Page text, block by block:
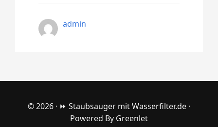
admin
© 2026 · ⏩ Staubsauger mit Wasserfilter.de ·
Powered By Greenlet